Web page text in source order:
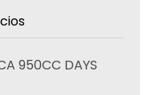
950CC DAYS